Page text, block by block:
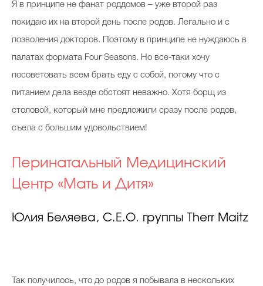
Я в принципе не фанат роддомов – уже второй раз
покидаю их на второй день после родов. Легально и с
позволения докторов. Поэтому в принципе не нуждаюсь в
палатах формата Four Seasons. Но все-таки хочу
посоветовать всем брать еду с собой, потому что с
питанием дела везде обстоят неважно. Хотя борщ из
столовой, который мне предложили сразу после родов,
съела с большим удовольствием!
Перинатальный Медицинский
Центр «Мать и Дитя»
Юлия Беляева, C.E.O. группы Therr Maitz
Так получилось, что до родов я побывала в нескольких